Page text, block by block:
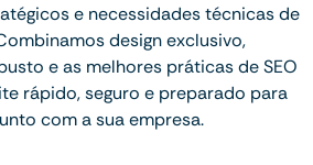
e necessidades técnicas de
design exclusivo,
e as melhores práticas de SEO
rápido, seguro e preparado para
com a sua empresa.